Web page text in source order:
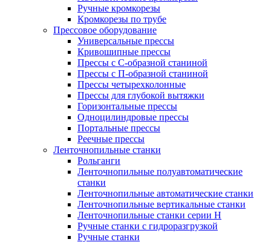
Ручные кромкорезы
Кромкорезы по трубе
Прессовое оборудование
Универсальные прессы
Кривошипные прессы
Прессы с С-образной станиной
Прессы с П-образной станиной
Прессы четырехколонные
Прессы для глубокой вытяжки
Горизонтальные прессы
Одноцилиндровые прессы
Портальные прессы
Реечные прессы
Ленточнопильные станки
Рольганги
Ленточнопильные полуавтоматические
станки
Ленточнопильные автоматические станки
Ленточнопильные вертикальные станки
Ленточнопильные станки серии H
Ручные станки с гидроразгрузкой
Ручные станки